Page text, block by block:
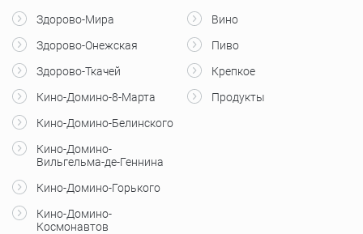
Здорово-Мира
Здорово-Онежская
Здорово-Ткачей
Кино-Домино-8-Марта
Кино-Домино-Белинского
Кино-Домино-
Вильгельма-де-Геннина
Кино-Домино-Горького
Кино-Домино-
Космонавтов
Вино
Пиво
Крепкое
Продукты